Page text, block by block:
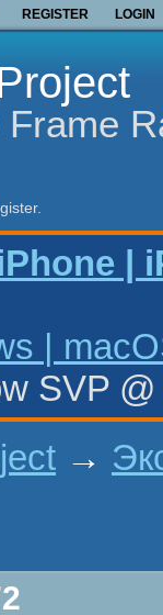
REGISTER LOGIN
Frame
|
|
SVP
→